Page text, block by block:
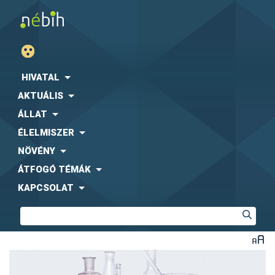
HIVATAL
AKTUÁLIS
ÁLLAT
ÉLELMISZER
NÖVÉNY
ÁTFOGÓ TÉMÁK
KAPCSOLAT